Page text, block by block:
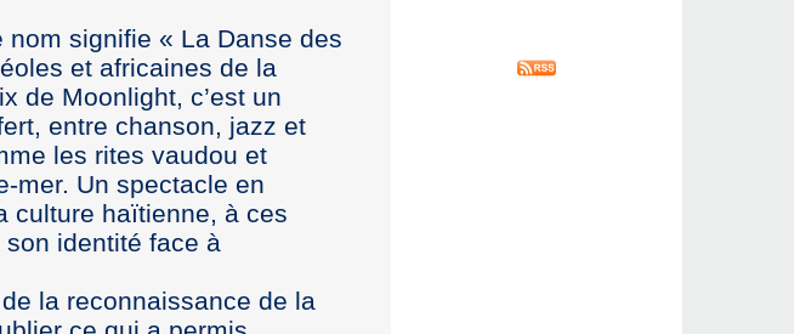
signifie « La Danse des
et africaines de la
de Moonlight, c’est un
entre chanson, jazz et
les rites vaudou et
mer. Un spectacle en
culture haïtienne, à ces
identité face à
la reconnaissance de la